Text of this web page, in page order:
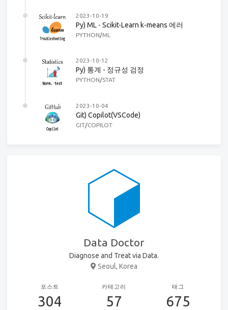
2023-10-19
Py) ML - Scikit-Learn k-means 에러
PYTHON/ML
2023-10-12
Py) 통계 - 정규성 검정
PYTHON/STAT
2023-10-04
Git) Copilot(VSCode)
GIT/COPILOT
Data Doctor
Diagnose and Treat via Data.
Seoul, Korea
포스트
304
카테고리
57
태그
675